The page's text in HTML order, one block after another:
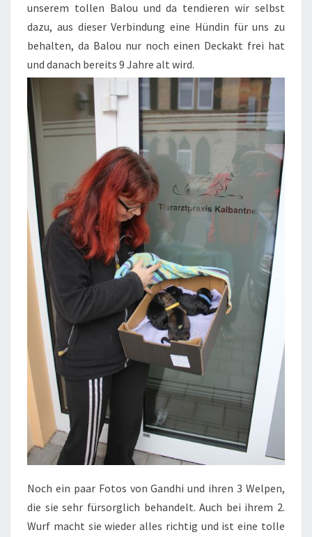
unserem tollen Balou und da tendieren wir selbst
dazu, aus dieser Verbindung eine Hündin für uns zu
behalten, da Balou nur noch einen Deckakt frei hat
und danach bereits 9 Jahre alt wird.
Noch ein paar Fotos von Gandhi und ihren 3 Welpen,
die sie sehr fürsorglich behandelt. Auch bei ihrem 2.
Wurf macht sie wieder alles richtig und ist eine tolle